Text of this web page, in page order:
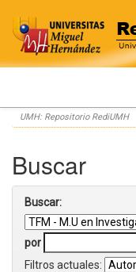
Skip
navigation
UMH: Repositorio RediUMH
Buscar
Buscar:
por
Filtros actuales: